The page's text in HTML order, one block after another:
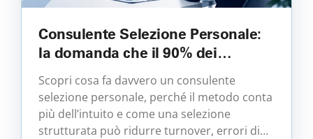
Consulente Selezione Personale:
la domanda che il 90% dei
consulenti non fa prima di firmare,
ma che distingue un vero
professionista da un improvvisato
Scopri cosa fa davvero un consulente
selezione personale, perché il metodo conta
più dell’intuito e come una selezione
strutturata può ridurre turnover, errori di